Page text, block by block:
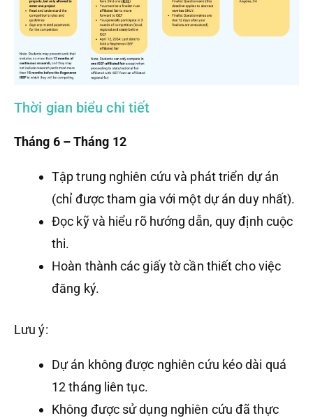
Thời gian biểu chi tiết
Tháng 6 – Tháng 12
Tập trung nghiên cứu và phát triển dự án
(chỉ được tham gia với một dự án duy nhất).
Đọc kỹ và hiểu rõ hướng dẫn, quy định cuộc
thi.
Hoàn thành các giấy tờ cần thiết cho việc
đăng ký.
Lưu ý:
Dự án không được nghiên cứu kéo dài quá
12 tháng liên tục.
Không được sử dụng nghiên cứu đã thực